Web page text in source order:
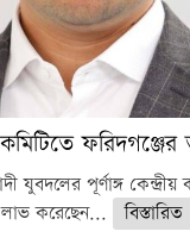
যুবদলের পূর্ণাঙ্গ
করেছেন...
বিস্তারিত